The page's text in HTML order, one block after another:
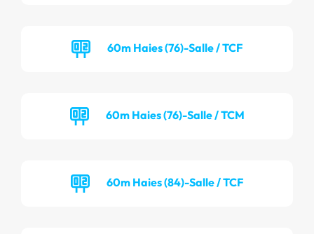
60m Haies (76)-Salle / TCF
60m Haies (76)-Salle / TCM
60m Haies (84)-Salle / TCF